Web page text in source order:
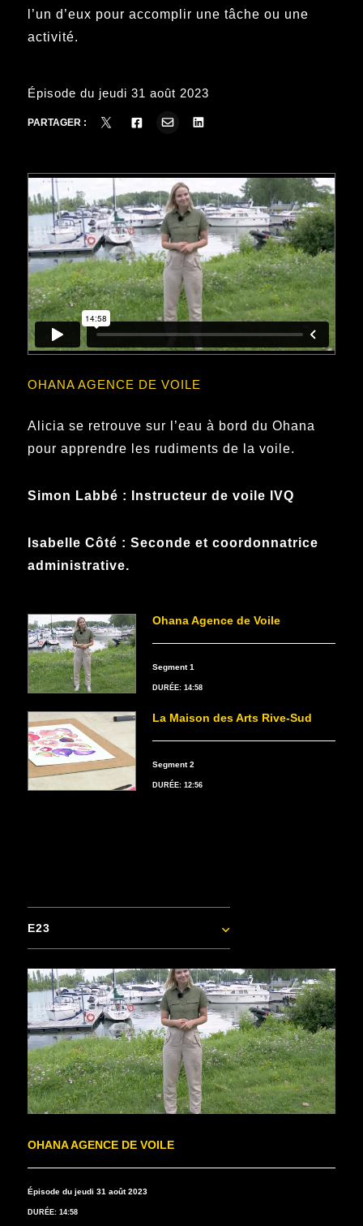
l’un d’eux pour accomplir une tâche ou une
activité.
Épisode du jeudi 31 août 2023
PARTAGER :
OHANA AGENCE DE VOILE
Alicia se retrouve sur l’eau à bord du Ohana
pour apprendre les rudiments de la voile.
Simon Labbé : Instructeur de voile IVQ
Isabelle Côté : Seconde et coordonnatrice
administrative.
Ohana Agence de Voile
Segment 1
DURÉE: 14:58
La Maison des Arts Rive-Sud
Segment 2
DURÉE: 12:56
E23
OHANA AGENCE DE VOILE
Épisode du jeudi 31 août 2023
DURÉE: 14:58